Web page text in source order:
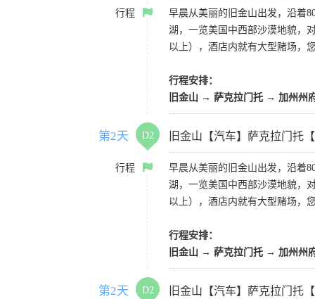
行程
早晨从美丽的旧金山出发，沿着
湖，一览美国中西部沙漠地貌，
以上），酒店内就有大型赌场，
行程安排：
旧金山 → 萨克拉门托 → 加州州
第2天 D2 旧金山【汽车】萨克拉门托
行程
早晨从美丽的旧金山出发，沿着
湖，一览美国中西部沙漠地貌，
以上），酒店内就有大型赌场，
行程安排：
旧金山 → 萨克拉门托 → 加州州
第2天 D2 旧金山【汽车】萨克拉门托